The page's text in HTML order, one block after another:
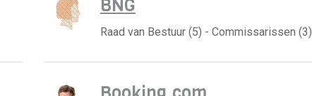
BNG
Raad van Bestuur (5) - Commissarissen (3)